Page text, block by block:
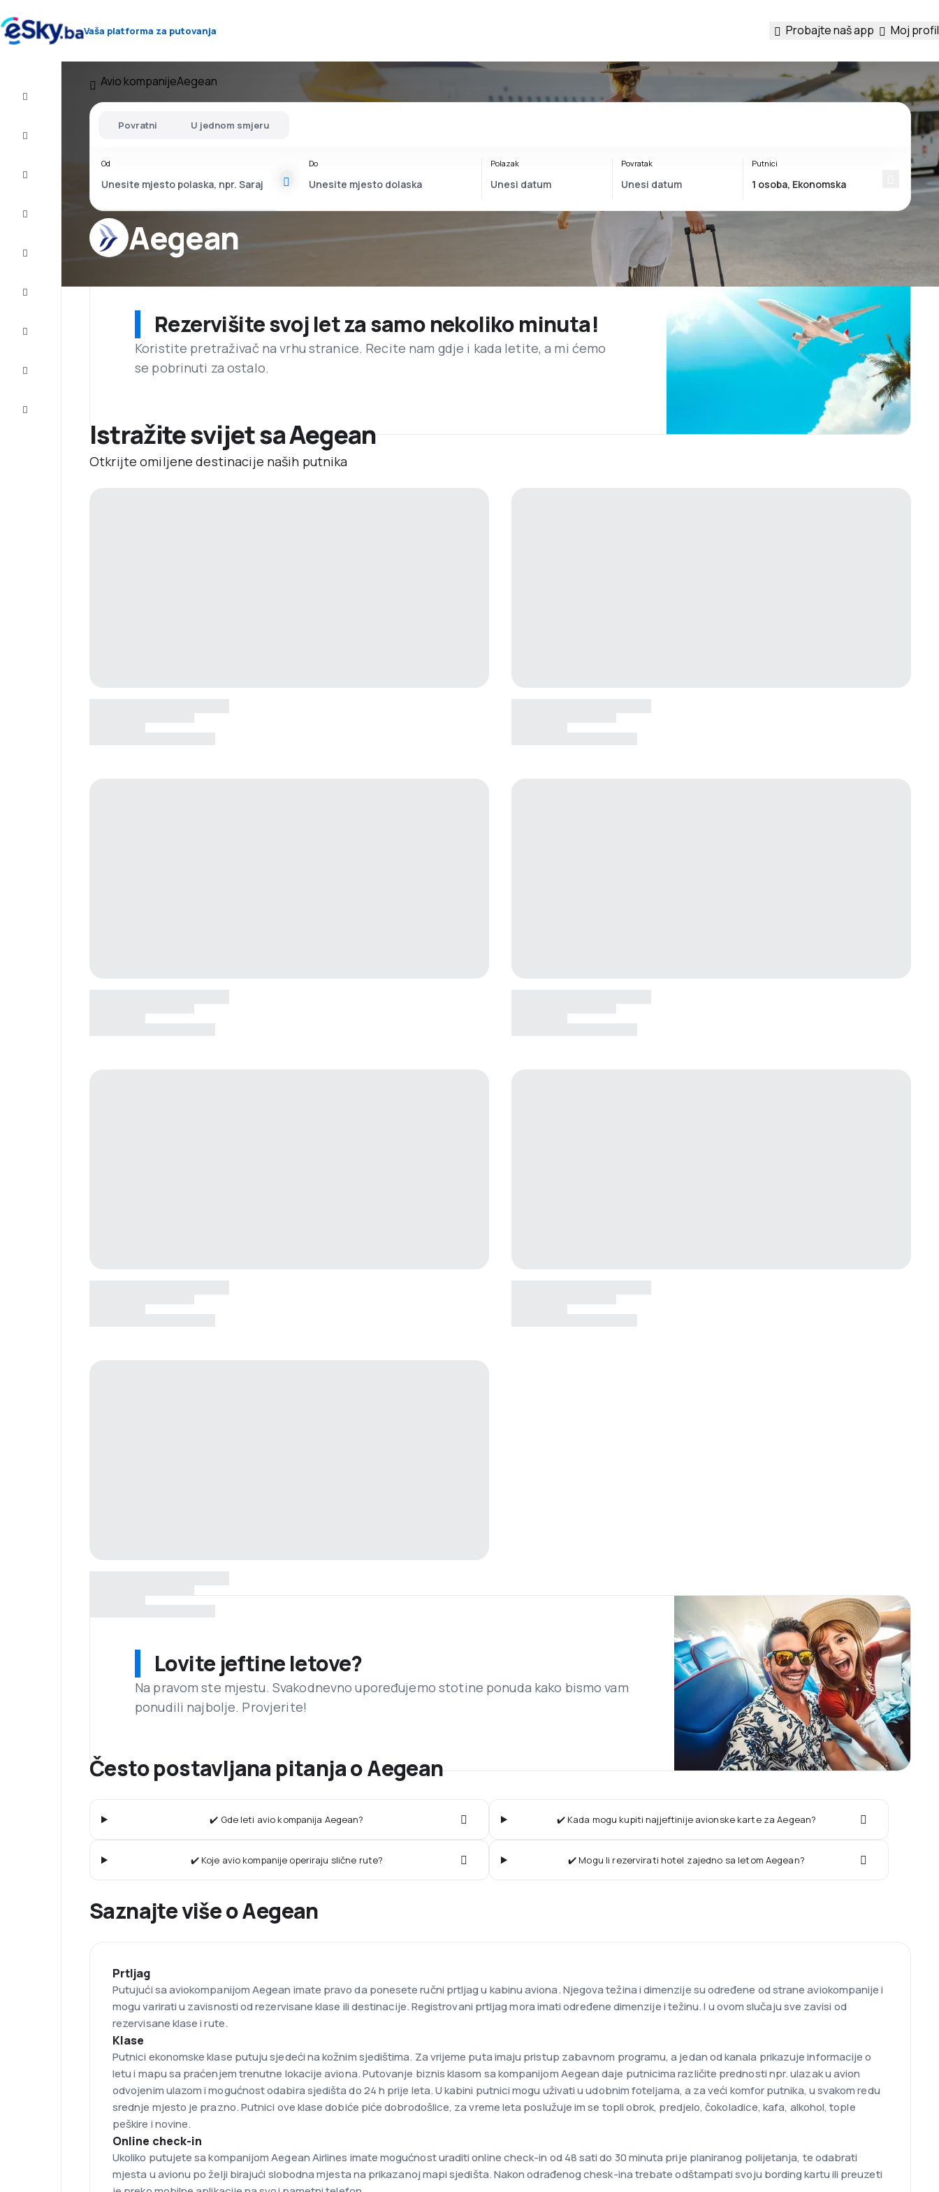
Vaša platforma za putovanja Probajte naš app Moj profil
Avio kompanijeAegean
Aegean
Povratni U jednom smjeru
Od Do Polazak Povratak Putnici
Rezervišite svoj let za samo nekoliko minuta!
Koristite pretraživač na vrhu stranice. Recite nam gdje i kada letite, a mi ćemo
se pobrinuti za ostalo.
Istražite svijet sa Aegean
Otkrijte omiljene destinacije naših putnika
Lovite jeftine letove?
Na pravom ste mjestu. Svakodnevno upoređujemo stotine ponuda kako bismo vam
ponudili najbolje. Provjerite!
Često postavljana pitanja o Aegean
✔️ Gde leti avio kompanija Aegean? ✔️ Kada mogu kupiti najjeftinije avionske karte za Aegean?
✔️ Koje avio kompanije operiraju slične rute? ✔️ Mogu li rezervirati hotel zajedno sa letom Aegean?
Saznajte više o Aegean
Prtljag
Putujući sa aviokompanijom Aegean imate pravo da ponesete ručni prtljag u kabinu aviona. Njegova težina i dimenzije su određene od strane aviokompanije i
mogu varirati u zavisnosti od rezervisane klase ili destinacije. Registrovani prtljag mora imati određene dimenzije i težinu. I u ovom slučaju sve zavisi od
rezervisane klase i rute.
Klase
Putnici ekonomske klase putuju sjedeći na kožnim sjedištima. Za vrijeme puta imaju pristup zabavnom programu, a jedan od kanala prikazuje informacije o
letu i mapu sa praćenjem trenutne lokacije aviona. Putovanje biznis klasom sa kompanijom Aegean daje putnicima različite prednosti npr. ulazak u avion
odvojenim ulazom i mogućnost odabira sjedišta do 24 h prije leta. U kabini putnici mogu uživati u udobnim foteljama, a za veći komfor putnika, u svakom redu
srednje mjesto je prazno. Putnici ove klase dobiće piće dobrodošlice, za vreme leta poslužuje im se topli obrok, predjelo, čokoladice, kafa, alkohol, tople
peškire i novine.
Online check-in
Ukoliko putujete sa kompanijom Aegean Airlines imate mogućnost uraditi online check-in od 48 sati do 30 minuta prije planiranog polijetanja, te odabrati
mjesta u avionu po želji birajući slobodna mjesta na prikazanoj mapi sjedišta. Nakon odrađenog chesk-ina trebate odštampati svoju bording kartu ili preuzeti